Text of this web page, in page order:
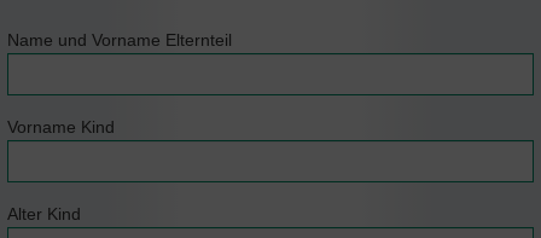
Name und Vorname Elternteil
Vorname Kind
Alter Kind